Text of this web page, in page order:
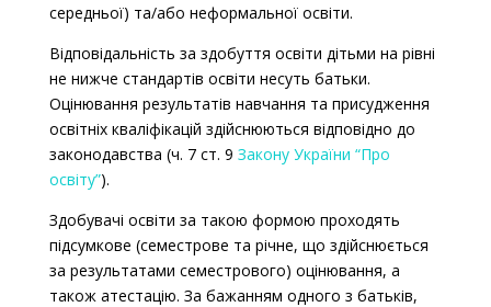
середньої) та/або неформальної освіти.
Відповідальність за здобуття освіти дітьми на рівні
не нижче стандартів освіти несуть батьки.
Оцінювання результатів навчання та присудження
освітніх кваліфікацій здійснюються відповідно до
законодавства (ч. 7 ст. 9 Закону України “Про
освіту”).
Здобувачі освіти за такою формою проходять
підсумкове (семестрове та річне, що здійснюється
за результатами семестрового) оцінювання, а
також атестацію. За бажанням одного з батьків,